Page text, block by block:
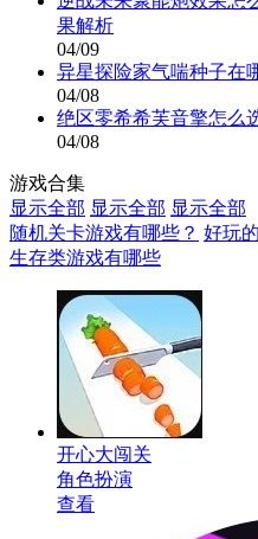
果解析
04/09
异星探险家气喘种子在
04/08
绝区零希希芙音擎怎么
04/08
游戏合集
显示全部 显示全部 显示全部
随机关卡游戏有哪些？ 好玩
生存类游戏有哪些
开心大闯关
角色扮演
查看